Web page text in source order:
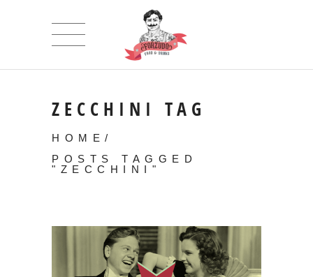
ZECCHINI TAG
HOME /
POSTS TAGGED
"ZECCHINI"